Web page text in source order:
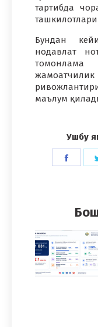
тартибда
Бундан
нодавлат
томонлама
маълум
Ушбу
Share